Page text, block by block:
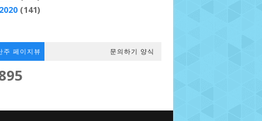
(141)
주 페이지뷰 문의하기 양식